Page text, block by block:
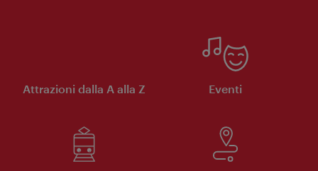
Attrazioni dalla A alla Z Eventi